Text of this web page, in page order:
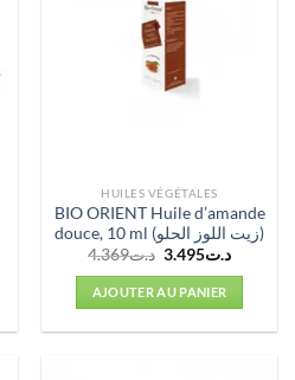
HUILES VÉGÉTALES
BIO ORIENT Huile d’amande
douce, 10 ml (زيت اللوز الحلو)
د.ت4.369
Le
initial
était :
د.ت4.369.
د.ت3.495
Le
AJOUTER AU PANIER